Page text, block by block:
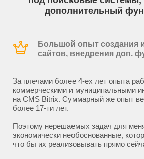
дополнительный
Большой опыт создания
сайтов, внедрения доп.
За плечами более 4-ех лет опыта
коммерческими и муниципальными
на CMS Bitrix. Суммарный же опыт
более 17-ти лет.
Поэтому нерешаемых задач для
экономически необоснованные,
что бы их реализовывать прямо